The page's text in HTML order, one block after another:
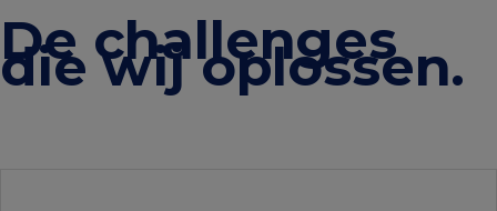
De challenges
die wij oplossen.